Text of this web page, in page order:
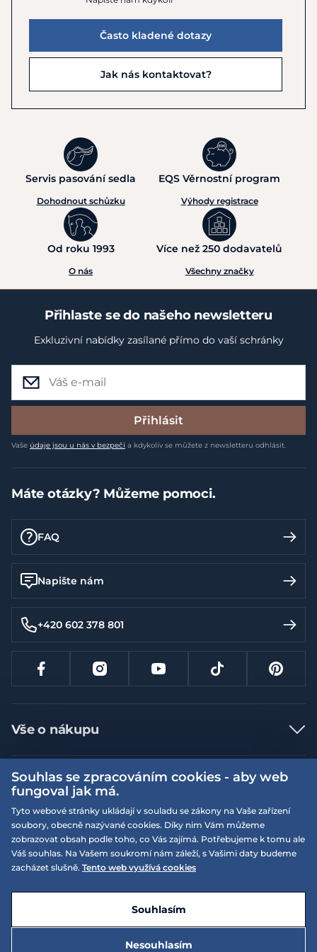
Často kladené dotazy
Jak nás kontaktovat?
Servis pasování sedla
Dohodnout schůzku
EQS Věrnostní program
Výhody registrace
Od roku 1993
O nás
Více než 250 dodavatelů
Všechny značky
Přihlaste se do našeho newsletteru
Exkluzivní nabídky zasílané přímo do vaší schránky
Přihlásit
Vaše údaje jsou u nás v bezpečí a kdykoliv se můžete z newsletteru odhlásit.
Máte otázky? Můžeme pomoci.
FAQ
Napište nám
+420 602 378 801
Vše o nákupu
Jak nakupovat
Nejčastější dotazy
Doprava a platba
Vrácení a výměna zboží
Reklamace
Velikostní tabulky
Více informací
Obchodní podmínky
Podmínky EQS věrnostního klubu
On-line katalogy
Dotace
Naše prodejny
EQS Rudná
EQS Praha 9 - Letňany
Nyní zavřeno ‧ otevřeno od 09:00, Pá
E-shop vytvořila a technicky zajišťujeSIMPLIA.cz
Souhlas se zpracováním cookies - aby web
fungoval jak má.
Tyto webové stránky ukládají v souladu se zákony na Vaše zařízení
soubory, obecně nazývané cookies. Díky nim Vám můžeme
zobrazovat obsah podle toho, co Vás zajímá. Potřebujeme k tomu ale
Váš souhlas. Na Vašem soukromí nám záleží, s Vašimi daty budeme
zacházet slušně. Tento web využívá cookies
Nesouhlasím
Souhlasím